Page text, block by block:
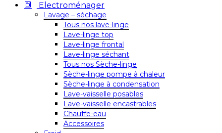
Electroménager
Lavage – séchage
Tous nos lave-linge
Lave-linge top
Lave-linge frontal
Lave-linge séchant
Tous nos Sèche-linge
Sèche-linge pompe à chaleur
Sèche-linge à condensation
Lave-vaisselle posables
Lave-vaisselle encastrables
Chauffe-eau
Accessoires